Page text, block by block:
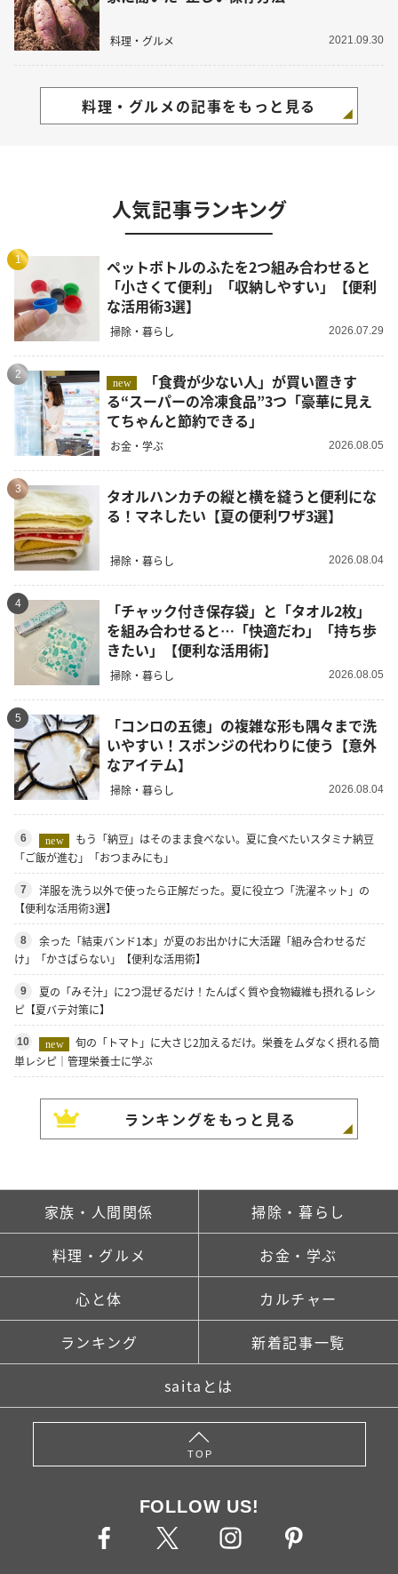
料理・グルメ 2021.09.30
料理・グルメの記事をもっと見る
人気記事ランキング
1
ペットボトルのふたを2つ組み合わせると
「小さくて便利」「収納しやすい」【便利
な活用術3選】
掃除・暮らし 2026.07.29
2
new
る“スーパーの冷凍食品”3つ「豪華に見え
てちゃんと節約できる」
お金・学ぶ 2026.08.05
3
タオルハンカチの縦と横を縫うと便利にな
る！マネしたい【夏の便利ワザ3選】
掃除・暮らし 2026.08.04
4
「チャック付き保存袋」と「タオル2枚」
を組み合わせると…「快適だわ」「持ち歩
きたい」【便利な活用術】
掃除・暮らし 2026.08.05
5
「コンロの五徳」の複雑な形も隅々まで洗
いやすい！スポンジの代わりに使う【意外
なアイテム】
掃除・暮らし 2026.08.04
6 new
もう「納豆」はそのまま食べない。夏に食べたいスタミナ納豆
「ご飯が進む」「おつまみにも」
7
洋服を洗う以外で使ったら正解だった。夏に役立つ「洗濯ネット」の
【便利な活用術3選】
8
余った「結束バンド1本」が夏のお出かけに大活躍「組み合わせるだ
け」「かさばらない」【便利な活用術】
9
夏の「みそ汁」に2つ混ぜるだけ！たんぱく質や食物繊維も摂れるレシ
ピ【夏バテ対策に】
10 new
旬の「トマト」に大さじ2加えるだけ。栄養をムダなく摂れる簡
単レシピ｜管理栄養士に学ぶ
ランキングをもっと見る
家族・人間関係 掃除・暮らし
料理・グルメ お金・学ぶ
心と体 カルチャー
ランキング 新着記事一覧
saitaとは
TOP
FOLLOW US!